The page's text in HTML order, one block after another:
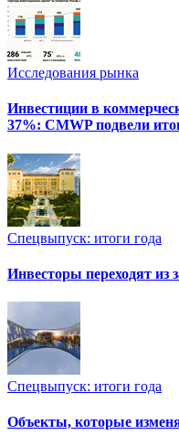
Исследования рынка
Инвестиции в
37%: CMWP подвели
Спецвыпуск: итоги года
Инвесторы переходят из
Спецвыпуск: итоги года
Объекты, которые